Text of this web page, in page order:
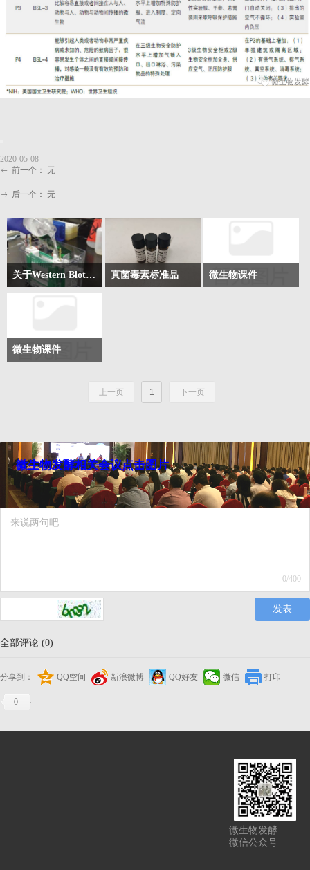
2020-05-08
ꂃ 前一个： 无
ꁹ 后一个： 无
0/400
发表
全部评论 (0)
分享到： QQ空间 新浪微博 QQ好友 微信 打印
0
微生物发酵相关会议点击图片
关于Western Blot 你想要的都在这里
心技术之一，其核心原
理是通过凝胶电泳实现
膜），最后利用抗原与
抗体的特异性结合反
应，实现目标蛋白质的
定性与半定量检测。该
技术凭借高特异性、高
灵敏度的优势，能够从
相关研究提供直接的实
从技术本质来看，
三大关键环节：一是基
真菌毒素标准品 微生物课件
微生物课件
上一页 1 下一页
微生物发酵
微信公众号